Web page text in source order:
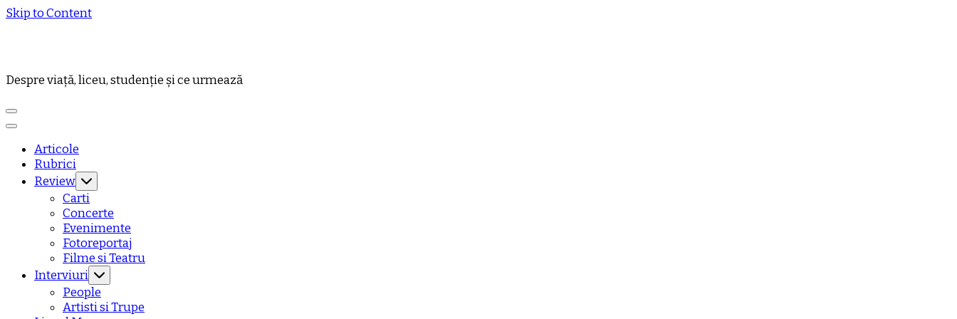
Skip to Content
Despre viață, liceu, studenție și ce urmează
Articole
Rubrici
Review
Carti
Concerte
Evenimente
Fotoreportaj
Filme si Teatru
Interviuri
People
Artisti si Trupe